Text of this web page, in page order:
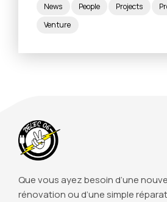
News
People Projects
Venture
Que vous ayez besoin d’une
rénovation ou d’une simple